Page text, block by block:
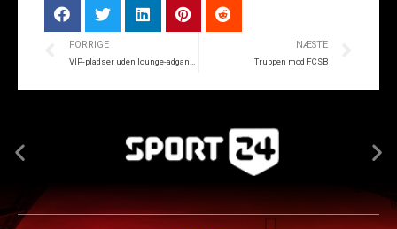
FORRIGE NÆSTE
Truppen mod FCSB